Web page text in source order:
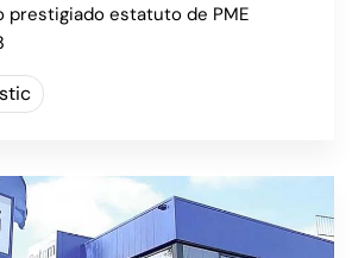
prestigiado estatuto de PME